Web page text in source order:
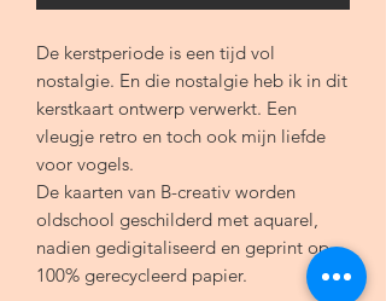
De kerstperiode is een tijd vol
nostalgie. En die nostalgie heb ik in dit
kerstkaart ontwerp verwerkt. Een
vleugje retro en toch ook mijn liefde
voor vogels.
De kaarten van B-creativ worden
oldschool geschilderd met aquarel,
nadien gedigitaliseerd en geprint op
100% gerecycleerd papier.